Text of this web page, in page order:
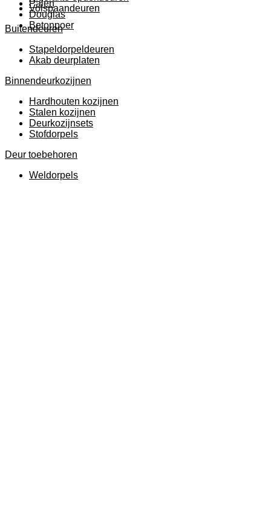
Palen
Douglas
Betonpoer
Volspaandeuren
Buitendeuren
Stapeldorpeldeuren
Akab deurplaten
Binnendeurkozijnen
Hardhouten kozijnen
Stalen kozijnen
Deurkozijnsets
Stofdorpels
Deur toebehoren
Weldorpels